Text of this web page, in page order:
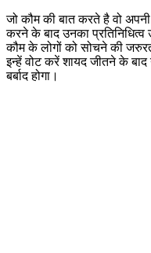
जो कौम की बात करते है वो
करने के बाद उनका
कौम के लोगों को सोचने की
इन्हें वोट करें शायद जीतने के बाद
बर्बाद होगा।